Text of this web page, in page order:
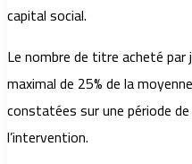
capital social.
Le nombre de titre acheté par
maximal de 25% de la
constatées sur une période
l’intervention.